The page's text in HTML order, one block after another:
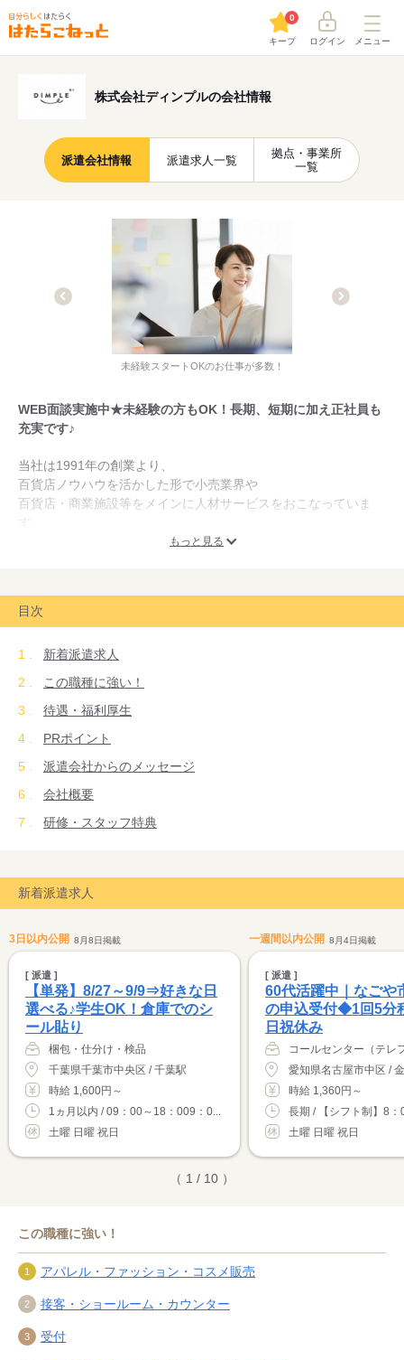
キープ
0
ログイン メニュー
株式会社ディンプルの会社情報
派遣会社情報 派遣求人一覧
拠点・事業所
一覧
未経験スタートOKのお仕事が多数！
WEB面談実施中★未経験の方もOK！長期、短期に加え正社員も
充実です♪
当社は1991年の創業より、
百貨店ノウハウを活かした形で小売業界や
百貨店・商業施設等をメインに人材サービスをおこなっていま
必要とする「接客・販売系」でのお仕事を多く取り扱っていま
す。
もっと見る
目次
新着派遣求人
この職種に強い！
待遇・福利厚生
PRポイント
派遣会社からのメッセージ
会社概要
研修・スタッフ特典
新着派遣求人
3日以内公開 8月8日掲載
[ 派遣 ]
【単発】8/27～9/9⇒好きな日
選べる♪学生OK！倉庫でのシ
ール貼り
梱包・仕分け・検品
千葉県千葉市中央区 / 千葉駅
時給 1,600円～
1ヵ月以内 / 09：00～18：009：0...
土曜 日曜 祝日
一週間以内公開 8月4日掲載
[ 派遣 ]
60代活躍中｜なごや
の申込受付◆1回5分
日祝休み
時給 1,360円～
長期 / 【シフト制】8：
土曜 日曜 祝日
（ 1 / 10 ）
この職種に強い！
アパレル・ファッション・コスメ販売
接客・ショールーム・カウンター
受付